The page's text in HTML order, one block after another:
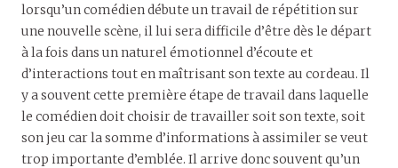
lorsqu’un comédien débute un travail de répétition sur
une nouvelle scène, il lui sera difficile d’être dès le départ
à la fois dans un naturel émotionnel d’écoute et
d’interactions tout en maîtrisant son texte au cordeau. Il
y a souvent cette première étape de travail dans laquelle
le comédien doit choisir de travailler soit son texte, soit
son jeu car la somme d’informations à assimiler se veut
trop importante d’emblée. Il arrive donc souvent qu’un